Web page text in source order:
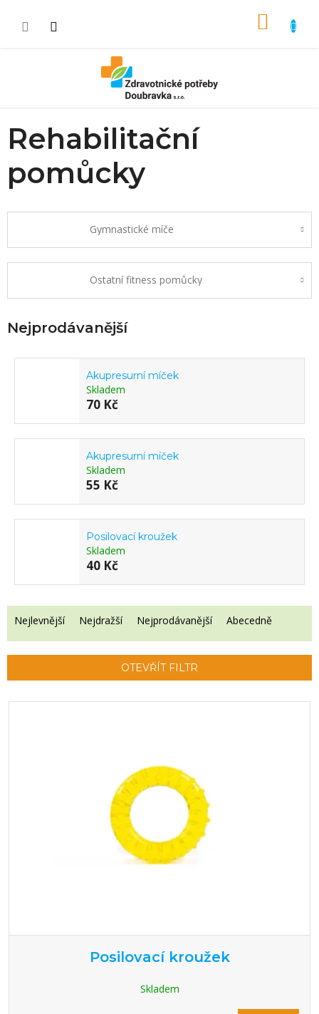
Rehabilitační
pomůcky
Gymnastické míče
Ostatní fitness pomůcky
Nejprodávanější
Akupresurní míček
Skladem
70 Kč
Akupresurní míček
Skladem
55 Kč
Posilovací kroužek
Skladem
40 Kč
Řazení produktů
Nejlevnější Nejdražší Nejprodávanější Abecedně
OTEVŘÍT FILTR
Výpis produktů
Posilovací kroužek
Skladem